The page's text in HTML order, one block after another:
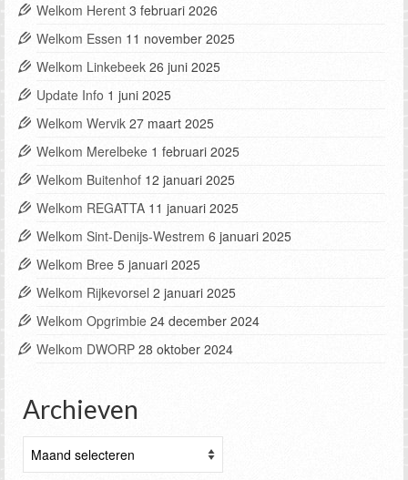
Welkom Herent 3 februari 2026
Welkom Essen 11 november 2025
Welkom Linkebeek 26 juni 2025
Update Info 1 juni 2025
Welkom Wervik 27 maart 2025
Welkom Merelbeke 1 februari 2025
Welkom Buitenhof 12 januari 2025
Welkom REGATTA 11 januari 2025
Welkom Sint-Denijs-Westrem 6 januari 2025
Welkom Bree 5 januari 2025
Welkom Rijkevorsel 2 januari 2025
Welkom Opgrimbie 24 december 2024
Welkom DWORP 28 oktober 2024
Archieven